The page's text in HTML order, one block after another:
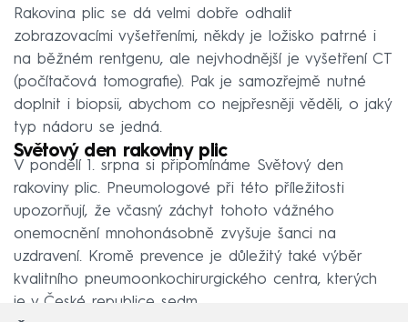
Rakovina plic se dá velmi dobře odhalit
zobrazovacími vyšetřeními, někdy je ložisko patrné i
na běžném rentgenu, ale nejvhodnější je vyšetření CT
(počítačová tomografie). Pak je samozřejmě nutné
doplnit i biopsii, abychom co nejpřesněji věděli, o jaký
typ nádoru se jedná.
Světový den rakoviny plic
V pondělí 1. srpna si připomínáme Světový den
rakoviny plic. Pneumologové při této příležitosti
upozorňují, že včasný záchyt tohoto vážného
onemocnění mnohonásobně zvyšuje šanci na
uzdravení. Kromě prevence je důležitý také výběr
kvalitního pneumoonkochirurgického centra, kterých
je v České republice sedm.